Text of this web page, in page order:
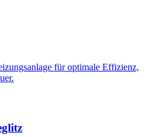
für optimale Effizienz,